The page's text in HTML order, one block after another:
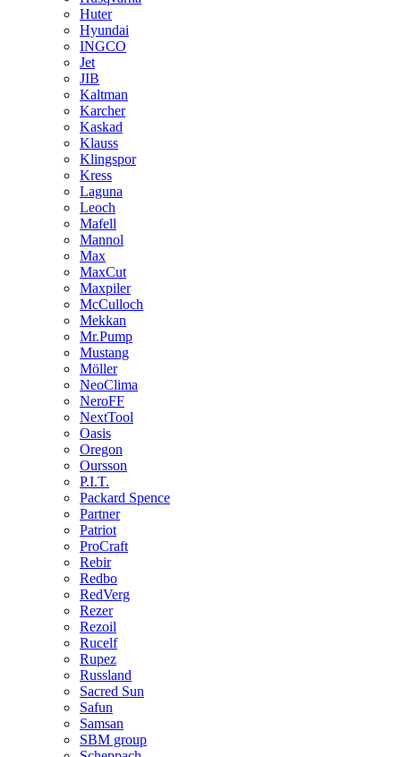
Huter
Hyundai
INGCO
Jet
JIB
Kaltman
Karcher
Kaskad
Klauss
Klingspor
Kress
Laguna
Leoch
Mafell
Mannol
Max
MaxCut
Maxpiler
McCulloch
Mekkan
Mr.Pump
Mustang
Möller
NeoClima
NeroFF
NextTool
Oasis
Oregon
Oursson
P.I.T.
Packard Spence
Partner
Patriot
ProCraft
Rebir
Redbo
RedVerg
Rezer
Rezoil
Rucelf
Rupez
Russland
Sacred Sun
Safun
Samsan
SBM group